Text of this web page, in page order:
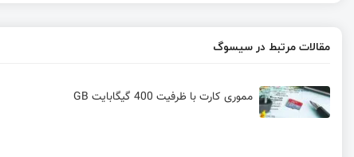
مقالات مرتبط در سیسوگ
مموری کارت با ظرفیت 400 گیگابایت GB